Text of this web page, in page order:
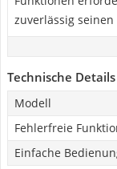
zuverlässig
Technische Details
Modell
Fehlerfreie
Einfache